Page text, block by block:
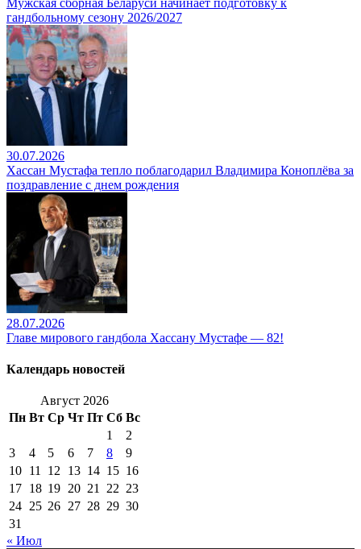
Мужская сборная Беларуси начинает подготовку к
гандбольному сезону 2026/2027
30.07.2026
Хассан Мустафа тепло поблагодарил Владимира Коноплёва за
поздравление с днем рождения
28.07.2026
Главе мирового гандбола Хассану Мустафе — 82!
Календарь новостей
Август 2026
Пн Вт Ср Чт Пт Сб Вс
1
2
3
4 5 6 7 8
9
10 11 12 13 14 15 16
17 18 19 20 21 22 23
24 25 26 27 28 29 30
31
« Июл